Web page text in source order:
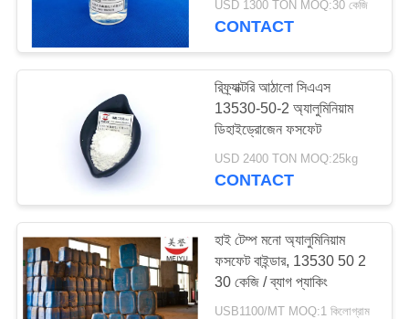
যোগাযোগ
করুন
সাইট
ম্যাপ
জিংক অক্সফসফেট
USD 1300 TON MOQ:30 কেজি
CONTACT
রিফ্র্যাক্টরি আঠালো সিএএস
13530-50-2 অ্যালুমিনিয়াম
ডিহাইড্রোজেন ফসফেট
USD 2400 TON MOQ:25kg
CONTACT
হাই টেম্প মনো অ্যালুমিনিয়াম
ফসফেট বাইন্ডার, 13530 50 2
30 কেজি / ব্যাগ প্যাকিং
USB1100/MT MOQ:1 কিলোগ্রাম